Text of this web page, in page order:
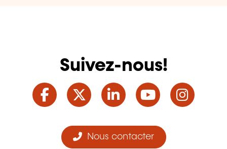
Suivez-nous!
Facebook
TwitterLinkedInYouTube
Nous contacter